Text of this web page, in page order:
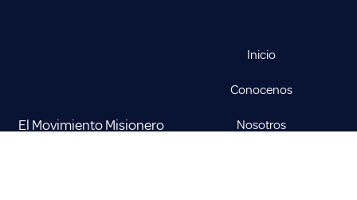
El Movimiento Misionero
Inicio
Conocenos
Nosotros